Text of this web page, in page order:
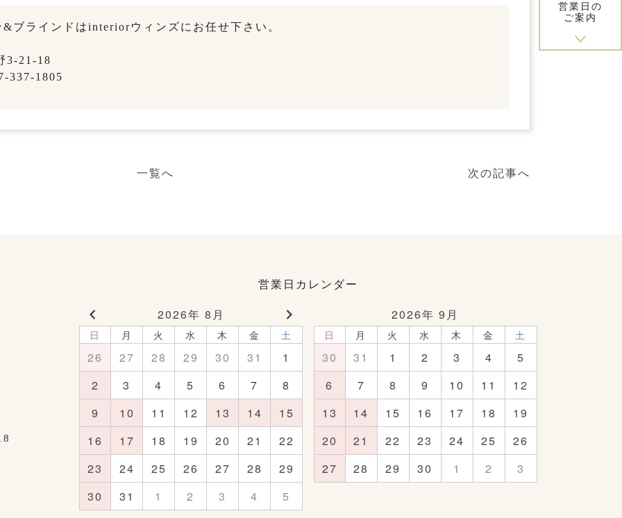
営業日の
ご案内
ブラインドはinteriorウィンズにお任せ下さい。
3-21-18
337-1805
一覧へ 次の記事へ
営業日カレンダー
2026年 8月
日 月 火 水 木 金 土
26 27 28 29 30 31
1
2
3 4 5 6 7
8
9
10 11 12 13 14
15
16
17 18 19 20 21
22
23
24 25 26 27 28
29
30
31 1 2 3 4 5
2026年 9月
日 月 火 水 木 金 土
30 31 1 2 3 4
5
6
7 8 9 10 11
12
13
14 15 16 17 18
19
20
21 22 23 24 25
26
27
28 29 30 1 2 3